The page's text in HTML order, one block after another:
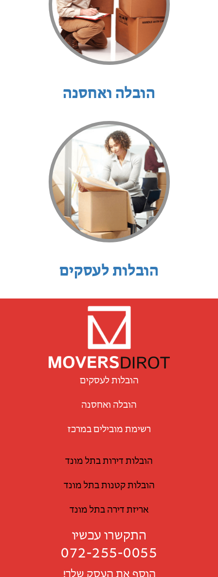
הובלה ואחסנה
הובלות לעסקים
הובלות לעסקים
הובלה ואחסנה
רשימת מובילים במרכז
הובלות דירות בתל מונד
הובלות קטנות בתל מונד
אריזת דירה בתל מונד
התקשרו עכשיו
072-255-0055